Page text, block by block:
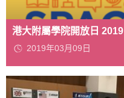
港大附屬學院開放日 2019
2019年03月09日